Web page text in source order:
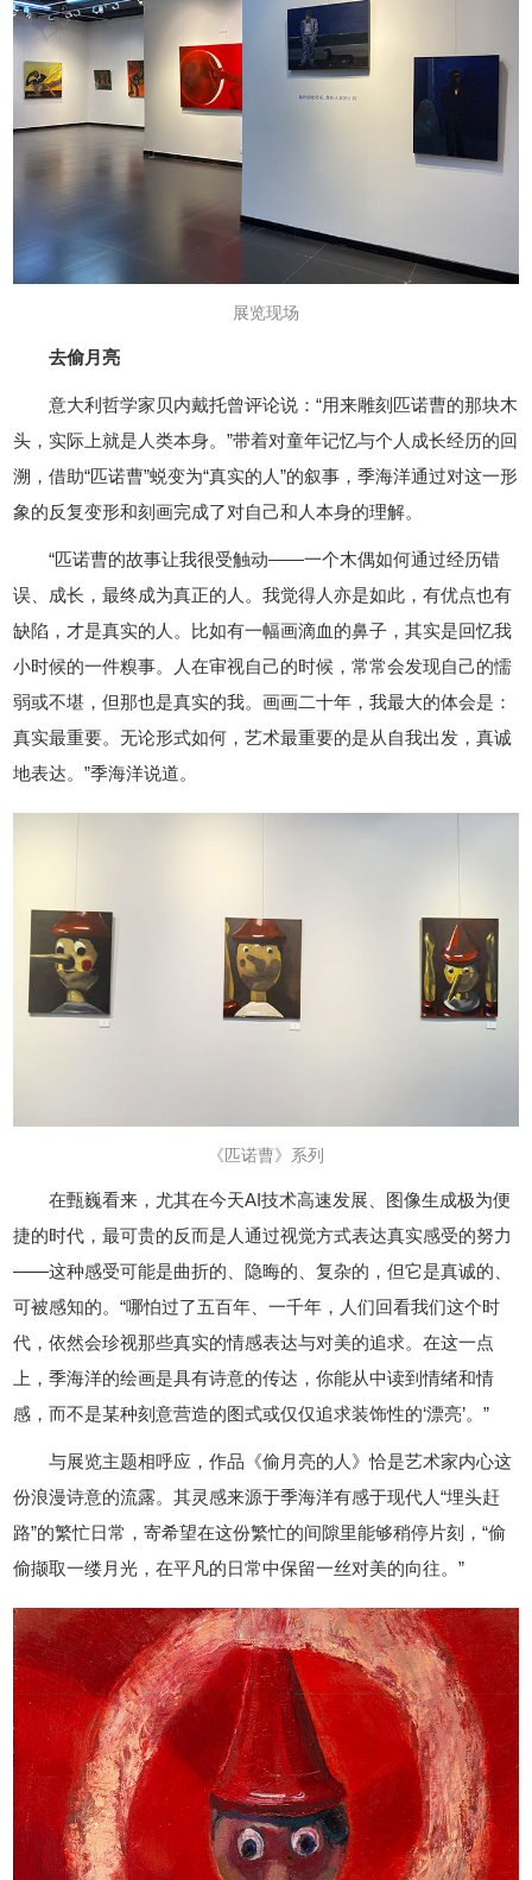
展览现场
去偷月亮
意大利哲学家贝内戴托曾评论说：“用来雕刻匹诺曹的那块木
头，实际上就是人类本身。”带着对童年记忆与个人成长经历的回
溯，借助“匹诺曹”蜕变为“真实的人”的叙事，季海洋通过对这一形
象的反复变形和刻画完成了对自己和人本身的理解。
“匹诺曹的故事让我很受触动——一个木偶如何通过经历错
误、成长，最终成为真正的人。我觉得人亦是如此，有优点也有
缺陷，才是真实的人。比如有一幅画滴血的鼻子，其实是回忆我
小时候的一件糗事。人在审视自己的时候，常常会发现自己的懦
弱或不堪，但那也是真实的我。画画二十年，我最大的体会是：
真实最重要。无论形式如何，艺术最重要的是从自我出发，真诚
地表达。”季海洋说道。
《匹诺曹》系列
在甄巍看来，尤其在今天AI技术高速发展、图像生成极为便
捷的时代，最可贵的反而是人通过视觉方式表达真实感受的努力
——这种感受可能是曲折的、隐晦的、复杂的，但它是真诚的、
可被感知的。“哪怕过了五百年、一千年，人们回看我们这个时
代，依然会珍视那些真实的情感表达与对美的追求。在这一点
上，季海洋的绘画是具有诗意的传达，你能从中读到情绪和情
感，而不是某种刻意营造的图式或仅仅追求装饰性的‘漂亮’。”
与展览主题相呼应，作品《偷月亮的人》恰是艺术家内心这
份浪漫诗意的流露。其灵感来源于季海洋有感于现代人“埋头赶
路”的繁忙日常，寄希望在这份繁忙的间隙里能够稍停片刻，“偷
偷撷取一缕月光，在平凡的日常中保留一丝对美的向往。”